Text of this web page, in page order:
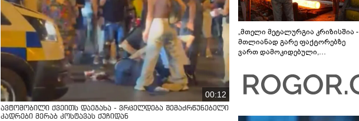
00:12
ავტომობილი ქვეითს დაეჯახა - ვრცელდება შემაძრწუნებელი
კადრები მერაბ კოსტავას ქუჩიდან
„მთელი მეტალურგია კრიზისშია -
მთლიანად გარე ფაქტორებზე
ვართ დამოკიდებული,
მუშაობს“